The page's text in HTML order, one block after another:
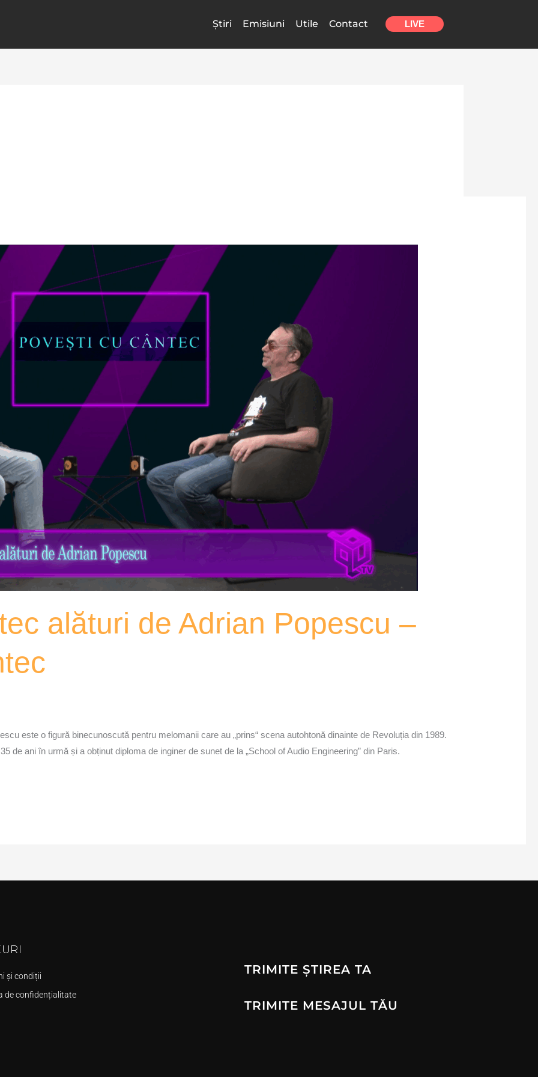
Știri Emisiuni Utile Contact LIVE
alături de Adrian Popescu –
este o figură binecunoscută pentru melomanii care au „prins“ scena autohtonă dinainte de Revoluția din 1989.
de ani în urmă și a obținut diploma de inginer de sunet de la „School of Audio Engineering” din Paris.
și condiții
de confidențialitate
TRIMITE ȘTIREA TA
TRIMITE MESAJUL TĂU